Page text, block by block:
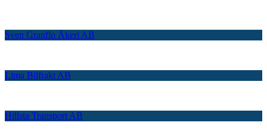
Sven Granflo Åkeri AB
Lima Bilfrakt AB
Hillsta Transport AB